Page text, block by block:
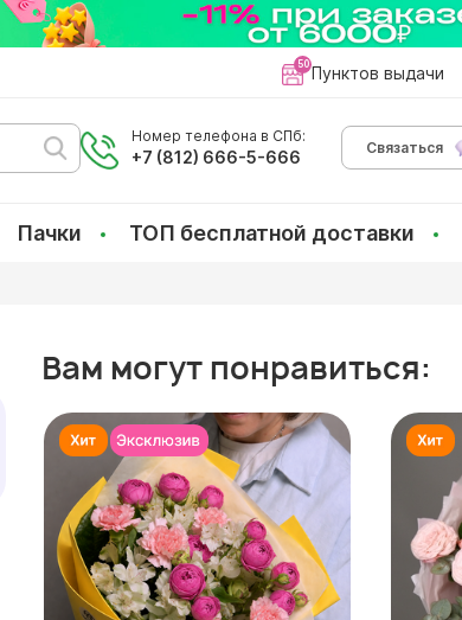
Пунктов выдачи
Номер телефона в СПб:
+7 (812) 666-5-666
Связаться
Пачки ТОП бесплатной доставки
Вам могут понравиться: